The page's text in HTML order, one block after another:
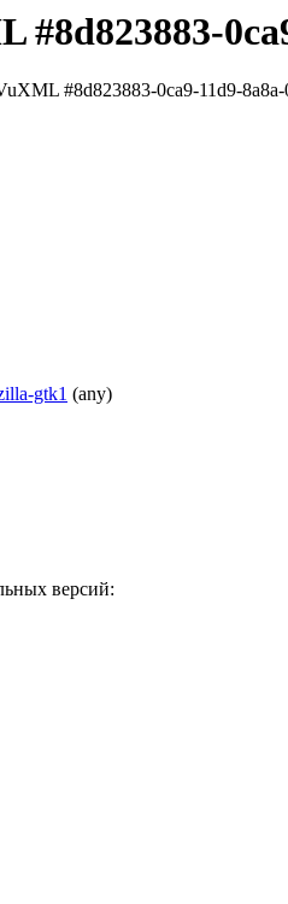
#8d823883-
#8d823883-0ca9-11d9-8a8a-
gtk1 (any)
версий: